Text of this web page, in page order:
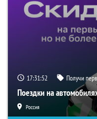
17:31:51 Получи
Поездки на
Россия